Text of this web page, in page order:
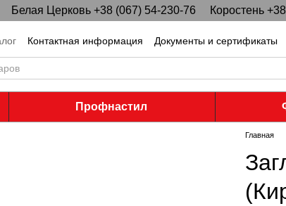
Белая Церковь +38 (067) 54-230-76 Коростень
Контактная информация Документы и сертификаты
Профнастил
Главная